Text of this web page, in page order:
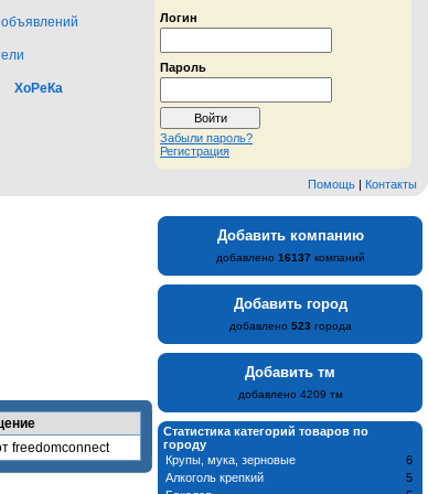
Логин
Пароль
Забыли пароль?
Регистрация
ХоРеКа
Помощь | Контакты
freedomconnect
Добавить компанию
добавлено 16137 компаний
Добавить город
добавлено 523 города
Добавить тм
добавлено 4209 тм
Статистика категорий товаров по
городу
Крупы, мука, зерновые
6
Алкоголь крепкий
5